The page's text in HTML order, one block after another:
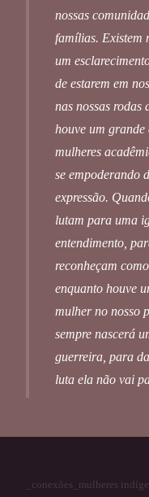
nossas
famílias. Existem
um
de estarem em
nas nossas rodas
houve um grande
mulheres
se empoderando
expressão.
lutam para uma
entendimento,
reconheçam
enquanto houve
mulher no nosso
sempre nascerá
guerreira, para
luta ela não vai
_conexões_mulheres